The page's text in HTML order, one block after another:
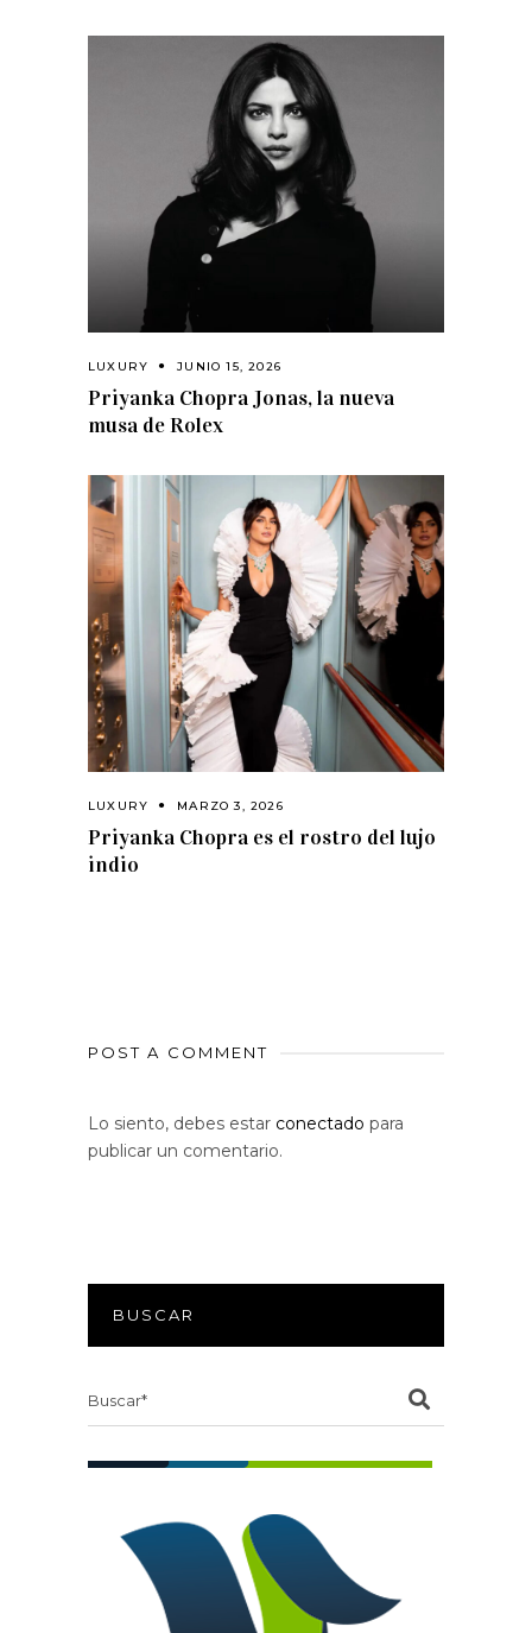
LUXURY JUNIO 15, 2026
Priyanka Chopra Jonas, la nueva
musa de Rolex
LUXURY MARZO 3, 2026
Priyanka Chopra es el rostro del lujo
indio
POST A COMMENT
Lo siento, debes estar conectado para
publicar un comentario.
BUSCAR